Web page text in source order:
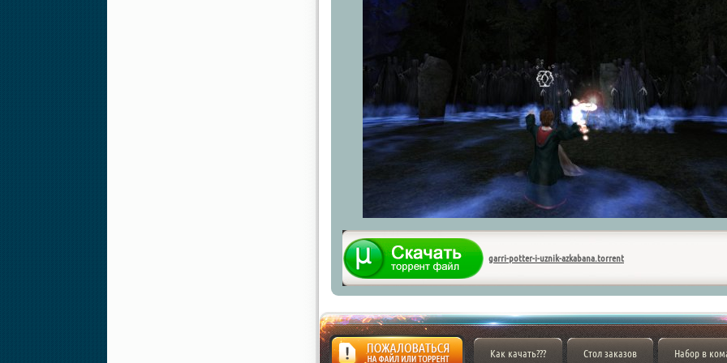
garri-potter-i-uznik-azkabana.torrent
Как качать??? Стол заказов Набор в